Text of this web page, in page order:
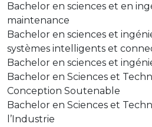
Bachelor en sciences et en
maintenance
Bachelor en sciences et
systèmes intelligents et
Bachelor en sciences et
Bachelor en Sciences et
Conception Soutenable
Bachelor en Sciences et
l’Industrie